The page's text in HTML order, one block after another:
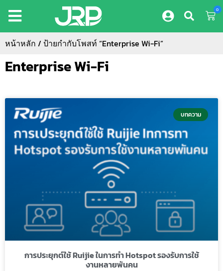
0
หน้าหลัก / ป้ายกำกับโพสท์ “Enterprise Wi-Fi”
Enterprise Wi-Fi
บทความ
การประยุกต์ใช้ Ruijie ในการทำ Hotspot รองรับการใช้
งานหลายพันคน